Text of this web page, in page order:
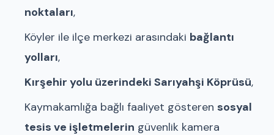
noktaları,
Köyler ile ilçe merkezi arasındaki bağlantı
yolları,
Kırşehir yolu üzerindeki Sarıyahşi Köprüsü,
Kaymakamlığa bağlı faaliyet gösteren sosyal
tesis ve işletmelerin güvenlik kamera